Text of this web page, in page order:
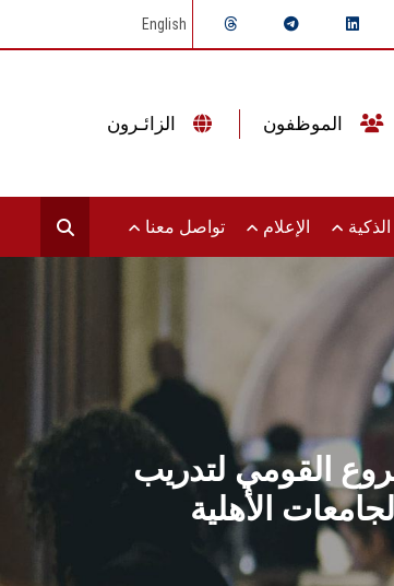
English
الإعلام تواصل معنا
القومي لتدريب
الأهلية